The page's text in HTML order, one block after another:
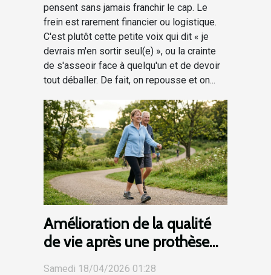
pensent sans jamais franchir le cap. Le
frein est rarement financier ou logistique.
C'est plutôt cette petite voix qui dit « je
devrais m'en sortir seul(e) », ou la crainte
de s'asseoir face à quelqu'un et de devoir
tout déballer. De fait, on repousse et on...
Amélioration de la qualité
de vie après une prothèse
Samedi 18/04/2026 01:28